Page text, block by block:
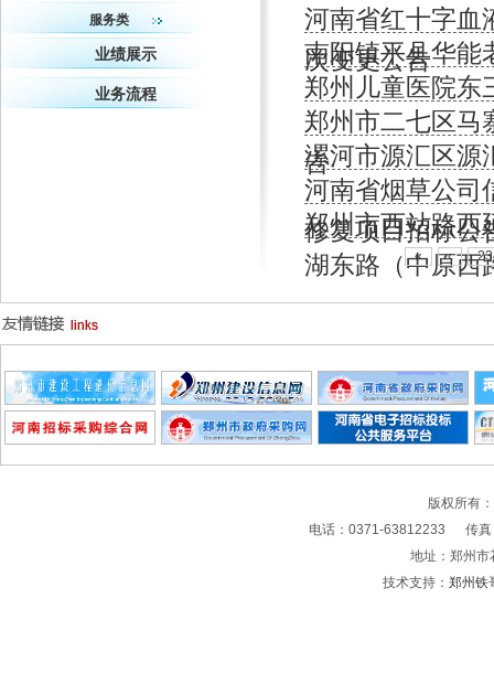
河南省红十字血
次变更公告
南阳镇平县华能
郑州儿童医院东
郑州市二七区马
告
漯河市源汇区源
河南省烟草公司
修复项目招标公
郑州市西站路西
湖东路（中原
« ‹
服务类
业绩展示
业务流程
版权所有
电话：0371-63812233 传
地址：郑州
技术支持： 郑州铁